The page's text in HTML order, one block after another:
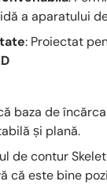
a aparatului
: Proiectat
baza de
și plană.
de contur
că este bine